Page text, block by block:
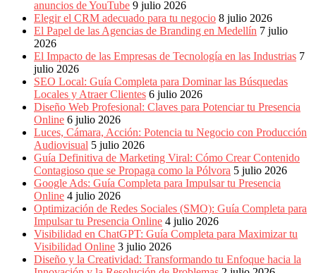
Periódicos
Producción
Gráfica
Colombia.
anuncios de YouTube 9 julio 2026
Elegir el CRM adecuado para tu negocio 8 julio 2026
El Papel de las Agencias de Branding en Medellín 7 julio
2026
El Impacto de las Empresas de Tecnología en las Industrias 7
julio 2026
SEO Local: Guía Completa para Dominar las Búsquedas
Locales y Atraer Clientes 6 julio 2026
Diseño Web Profesional: Claves para Potenciar tu Presencia
Online 6 julio 2026
Luces, Cámara, Acción: Potencia tu Negocio con Producción
Audiovisual 5 julio 2026
Guía Definitiva de Marketing Viral: Cómo Crear Contenido
Contagioso que se Propaga como la Pólvora 5 julio 2026
Google Ads: Guía Completa para Impulsar tu Presencia
Online 4 julio 2026
Optimización de Redes Sociales (SMO): Guía Completa para
Impulsar tu Presencia Online 4 julio 2026
Visibilidad en ChatGPT: Guía Completa para Maximizar tu
Visibilidad Online 3 julio 2026
Diseño y la Creatividad: Transformando tu Enfoque hacia la